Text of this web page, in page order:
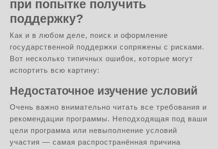
при попытке получить
поддержку?
Как и в любом деле, поиск и оформление
государственной поддержки сопряжены с рисками.
Вот несколько типичных ошибок, которые могут
испортить всю картину:
Недостаточное изучение условий
Очень важно внимательно читать все требования и
рекомендации программы. Неподходящая под ваши
цели программа или невыполнение условий
участия — самая распространённая причина